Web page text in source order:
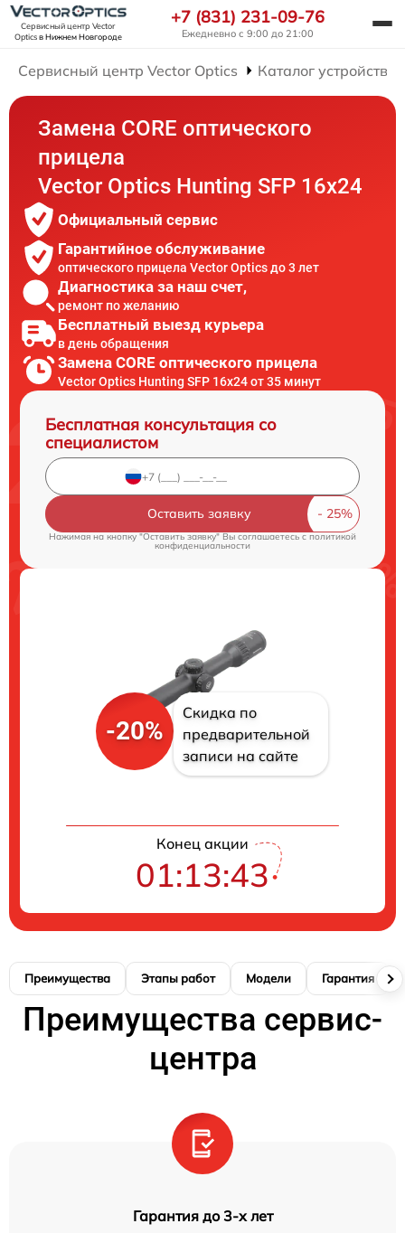
Сервисный центр Vector
Opticsв Нижнем Новгороде
+7 (831) 231-09-76
Ежедневно с 9:00 до 21:00
Сервисный центр Vector Optics Каталог устройств
Замена CORE оптического
прицела
Vector Optics Hunting SFP 16x24
Официальный сервис
Гарантийное обслуживание
оптического прицела Vector Optics до 3 лет
Диагностика за наш счет,
ремонт по желанию
Бесплатный выезд курьера
в день обращения
Замена CORE оптического прицела
Vector Optics Hunting SFP 16x24 от 35 минут
Бесплатная консультация со
специалистом
Оставить заявку
Нажимая на кнопку "Оставить заявку" Вы соглашаетесь c политикой
конфиденциальности
-20%
Скидка по
предварительной
записи на сайте
Конец акции
01:13:42
Преимущества Этапы работ Модели Гарантия
Преимущества сервис-
центра
Гарантия до 3-х лет